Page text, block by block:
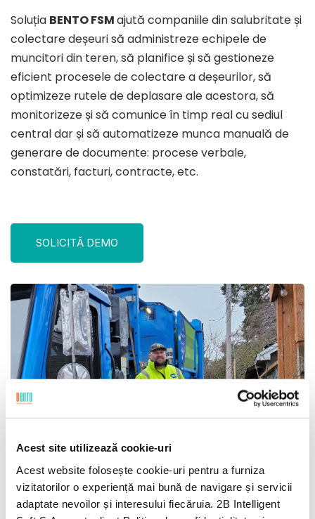
Acest site utilizează cookie-uri
Acest website folosește cookie-uri pentru a furniza
vizitatorilor o experiență mai bună de navigare și servicii
adaptate nevoilor și interesului fiecăruia. 2B Intelligent
Soluția BENTO FSMajută companiile din salubritate și
colectare deșeuri să administreze echipele de
muncitori din teren, să planifice și să gestioneze
eficient procesele de colectare a deșeurilor, să
optimizeze rutele de deplasare ale acestora, să
monitorizeze și să comunice în timp real cu sediul
central dar și să automatizeze munca manuală de
generare de documente: procese verbale,
constatări, facturi, contracte, etc.
SOLICITĂ DEMO